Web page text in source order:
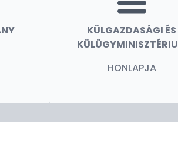
KÜLGAZDASÁGI ÉS
HONLAPJA